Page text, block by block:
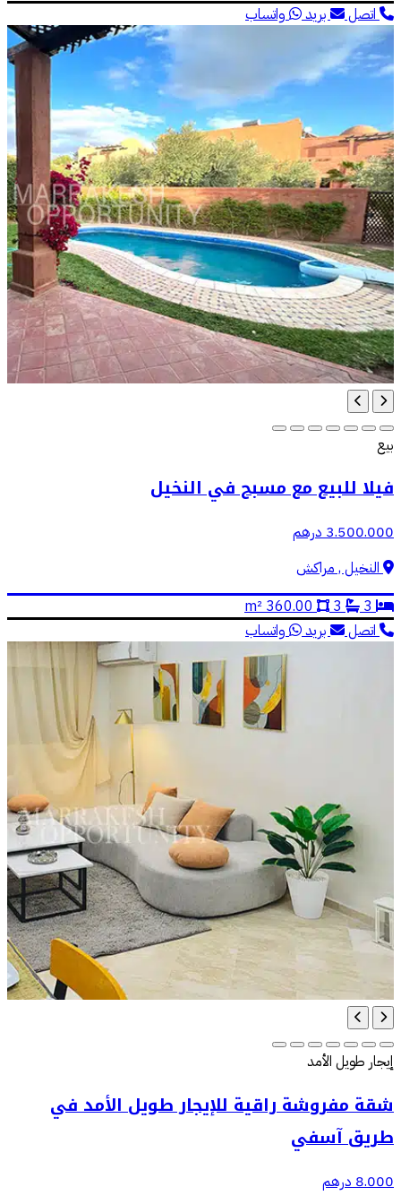
اتصل
بريد واتساب
بيع
فيلا للبيع مع مسبح في النخيل
3.500.000 درهم
النخيل , مراكش
3
3
360.00 m²
اتصل
بريد واتساب
إيجار طويل الأمد
شقة مفروشة راقية للإيجار طويل الأمد في
طريق آسفي
8.000 درهم